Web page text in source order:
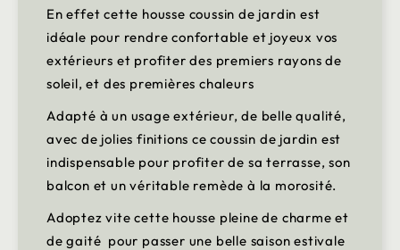
En effet cette housse coussin de jardin est
idéale pour rendre confortable et joyeux vos
extérieurs et profiter des premiers rayons de
soleil, et des premières chaleurs
Adapté à un usage extérieur, de belle qualité,
avec de jolies finitions ce coussin de jardin est
indispensable pour profiter de sa terrasse, son
balcon et un véritable remède à la morosité.
Adoptez vite cette housse pleine de charme et
de gaité pour passer une belle saison estivale